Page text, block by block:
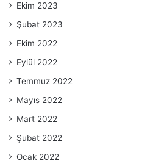
Ekim 2023
Şubat 2023
Ekim 2022
Eylül 2022
Temmuz 2022
Mayıs 2022
Mart 2022
Şubat 2022
Ocak 2022